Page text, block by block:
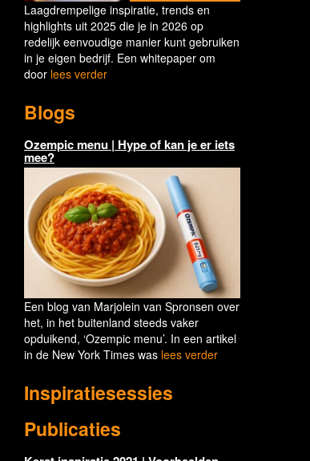
NYX Hotel Amsterdam Rembrandt Square opens as
Laagdrempelige inspiratie, trends en
highlights uit 2025 die je in 2026 op
redelijk eenvoudige manier kunt gebruiken
in je eigen bedrijf. Een whitepaper om
door lees verder
Blogs
Ozempic menu | Hype of kan je er iets
mee?
Een blog van Marjolein van Spronsen over
het, in het buitenland steeds vaker
opduikend, ‘Ozempic menu’. In een artikel
in de New York Times was lees verder
Inspiratiesessies
Publicaties